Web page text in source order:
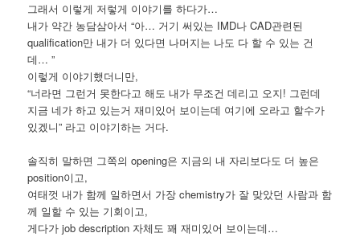
그래서 이렇게 저렇게 이야기를 하다가…
내가 약간 농담삼아서 “아… 거기 써있는 IMD나 CAD관련된
qualification만 내가 더 있다면 나머지는 나도 다 할 수 있는 건
데… ”
이렇게 이야기했더니만,
“너라면 그런거 못한다고 해도 내가 무조건 데리고 오지! 그런데
지금 네가 하고 있는거 재미있어 보이는데 여기에 오라고 할수가
있겠니” 라고 이야기하는 거다.
솔직히 말하면 그쪽의 opening은 지금의 내 자리보다도 더 높은
position이고,
여태껏 내가 함께 일하면서 가장 chemistry가 잘 맞았던 사람과 함
께 일할 수 있는 기회이고,
게다가 job description 자체도 꽤 재미있어 보이는데…